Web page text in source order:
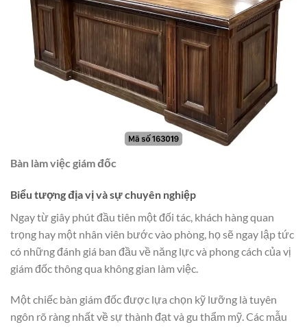
Bàn làm việc giám đốc
Biểu tượng địa vị và sự chuyên nghiệp
Ngay từ giây phút đầu tiên một đối tác, khách hàng quan
trọng hay một nhân viên bước vào phòng, họ sẽ ngay lập tức
có những đánh giá ban đầu về năng lực và phong cách của vị
giám đốc thông qua không gian làm việc.
Một chiếc bàn giám đốc được lựa chọn kỹ lưỡng là tuyên
ngôn rõ ràng nhất về sự thành đạt và gu thẩm mỹ. Các mẫu